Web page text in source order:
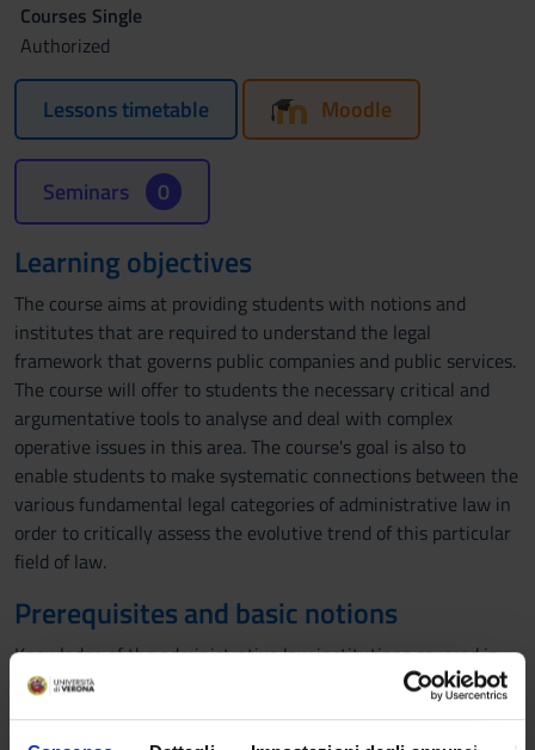
Courses Single
Authorized
Lessons timetable Moodle
Seminars 0
Learning objectives
The course aims at providing students with notions and
institutes that are required to understand the legal
framework that governs public companies and public services.
The course will offer to students the necessary critical and
argumentative tools to analyse and deal with complex
operative issues in this area. The course's goal is also to
enable students to make systematic connections between the
various fundamental legal categories of administrative law in
order to critically assess the evolutive trend of this particular
field of law.
Prerequisites and basic notions
Knowledge of the administrative law institutions covered in
the Administrative Law 1 and 2 courses.
Program